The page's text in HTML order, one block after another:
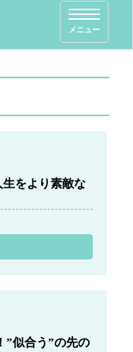
T
o
g
e
i
g
メニュー
生をより素敵な
”似合う”の先の